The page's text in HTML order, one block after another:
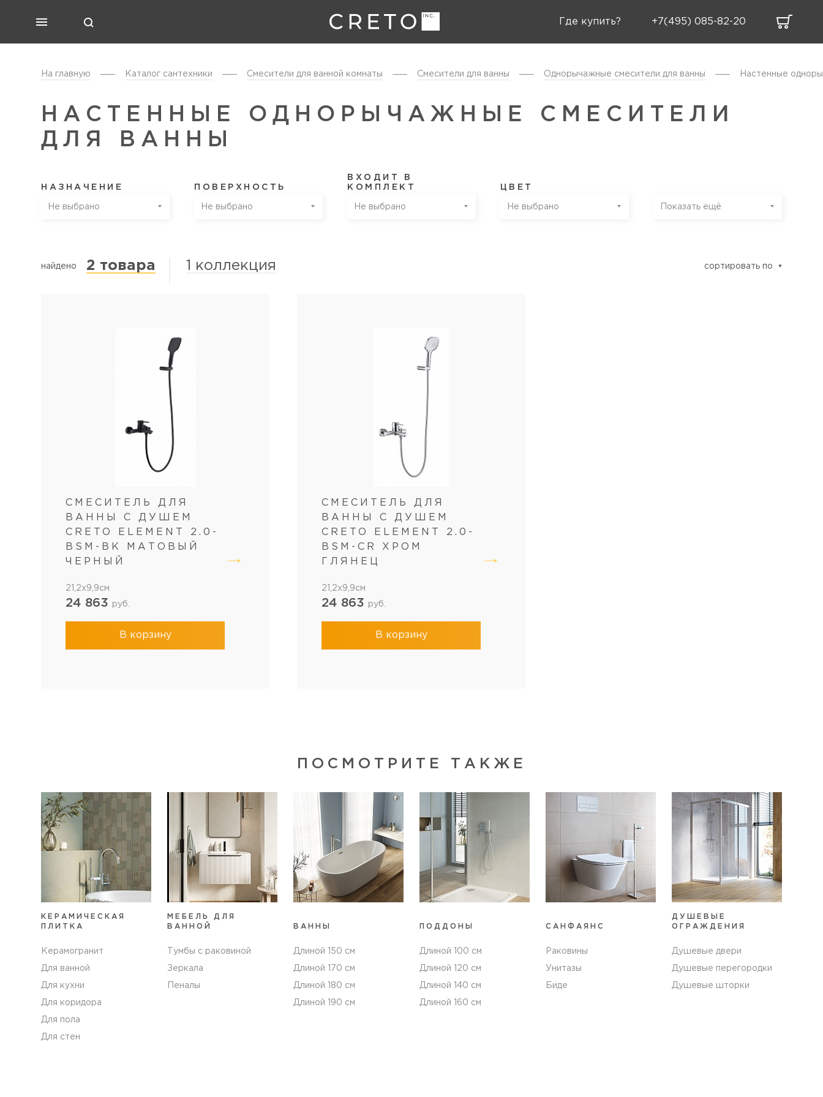
Где купить? +7(495) 085-82-20
На главную Каталог cантехники Смесители для ванной комнаты Смесители для ванны Однорычажные смесители для ванны Настенные
НАСТЕННЫЕ ОДНОРЫЧАЖНЫЕ СМЕСИТЕЛИ
ДЛЯ ВАННЫ
НАЗНАЧЕНИЕ
Не выбрано
ПОВЕРХНОСТЬ
Не выбрано
ВХОДИТ В
КОМПЛЕКТ
Не выбрано
ЦВЕТ
Не выбрано Показать ещё
найдено 2 товара 1 коллекция сортировать по
СМЕСИТЕЛЬ ДЛЯ
ВАННЫ С ДУШЕМ
CRETO ELEMENT 2.0-
BSM-BK МАТОВЫЙ
ЧЕРНЫЙ
21,2x9,9см
24 863 руб.
В корзину
СМЕСИТЕЛЬ ДЛЯ
ВАННЫ С ДУШЕМ
CRETO ELEMENT 2.0-
BSM-CR ХРОМ
ГЛЯНЕЦ
21,2x9,9см
24 863 руб.
В корзину
ПОСМОТРИТЕ ТАКЖЕ
КЕРАМИЧЕСКАЯ
ПЛИТКА
Керамогранит
Для ванной
Для кухни
Для коридора
Для пола
Для стен
МЕБЕЛЬ ДЛЯ
ВАННОЙ
Тумбы с раковиной
Зеркала
Пеналы
ВАННЫ
Длиной 150 см
Длиной 170 см
Длиной 180 см
Длиной 190 см
ПОДДОНЫ
Длиной 100 см
Длиной 120 см
Длиной 140 см
Длиной 160 см
САНФАЯНС
Раковины
Унитазы
Биде
ДУШЕВЫЕ
ОГРАЖДЕНИЯ
Душевые двери
Душевые перегородки
Душевые шторки